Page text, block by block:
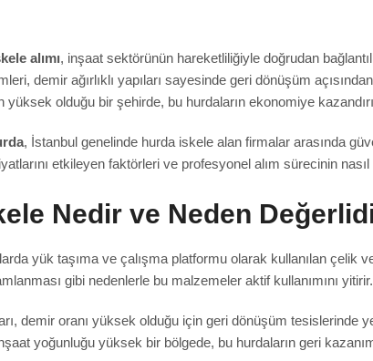
alımı, inşaat sektörünün hareketliliğiyle doğrudan
demir ağırlıklı yapıları sayesinde geri dönüşüm
yüksek olduğu bir şehirde, bu hurdaların ekonomiye
, İstanbul genelinde hurda iskele alan firmalar arasında
etkileyen faktörleri ve profesyonel alım sürecinin
Nedir ve Neden
yük taşıma ve çalışma platformu olarak kullanılan çelik
gibi nedenlerle bu malzemeler aktif kullanımını yitirir.
demir oranı yüksek olduğu için geri dönüşüm
yoğunluğu yüksek bir bölgede, bu hurdaların geri